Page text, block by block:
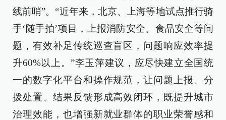
线前哨”。“近年来，北京、上海等地试点推行骑
手‘随手拍’项目，上报消防安全、食品安全等问
题，有效补足传统巡查盲区，问题响应效率提
升60%以上。”李玉萍建议，应尽快建立全国统
一的数字化平台和操作规范，让问题上报、分
拨处置、结果反馈形成高效闭环，既提升城市
治理效能，也增强新就业群体的职业荣誉感和